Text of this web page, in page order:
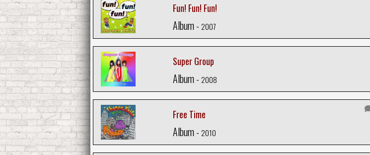
Fun! Fun! Fun!
Album - 2007
Super Group
Album - 2008
Free Time
Album - 2010